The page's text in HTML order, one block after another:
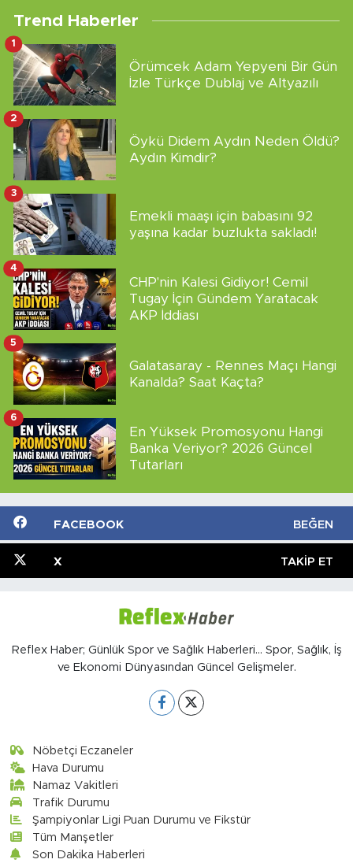
Trend Haberler
Örümcek Adam Yepyeni Bir Gün
İzle Türkçe Dublaj ve Altyazılı
1
Öykü Didem Aydın Neden Öldü?
Aydın Kimdir?
2
Emekli maaşı için babasını 92
yaşına kadar buzlukta sakladı!
3
CHP'nin Kalesi Gidiyor! Cemil
Tugay İçin Gündem Yaratacak
AKP İddiası
4
Galatasaray - Rennes Maçı Hangi
Kanalda? Saat Kaçta?
5
En Yüksek Promosyonu Hangi
Banka Veriyor? 2026 Güncel
Tutarları
6
FACEBOOK BEĞEN
X TAKIP ET
Reflex Haber; Günlük Spor ve Sağlık Haberleri... Spor, Sağlık, İş
ve Ekonomi Dünyasından Güncel Gelişmeler.
Nöbetçi Eczaneler
Hava Durumu
Namaz Vakitleri
Trafik Durumu
Şampiyonlar Ligi Puan Durumu ve Fikstür
Tüm Manşetler
Son Dakika Haberleri